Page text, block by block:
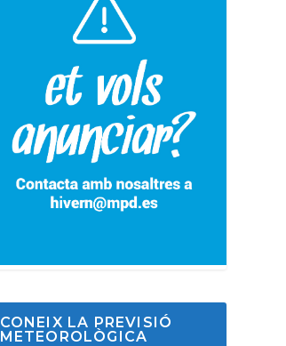
CONEIX LA PREVISIÓ
METEOROLÒGICA